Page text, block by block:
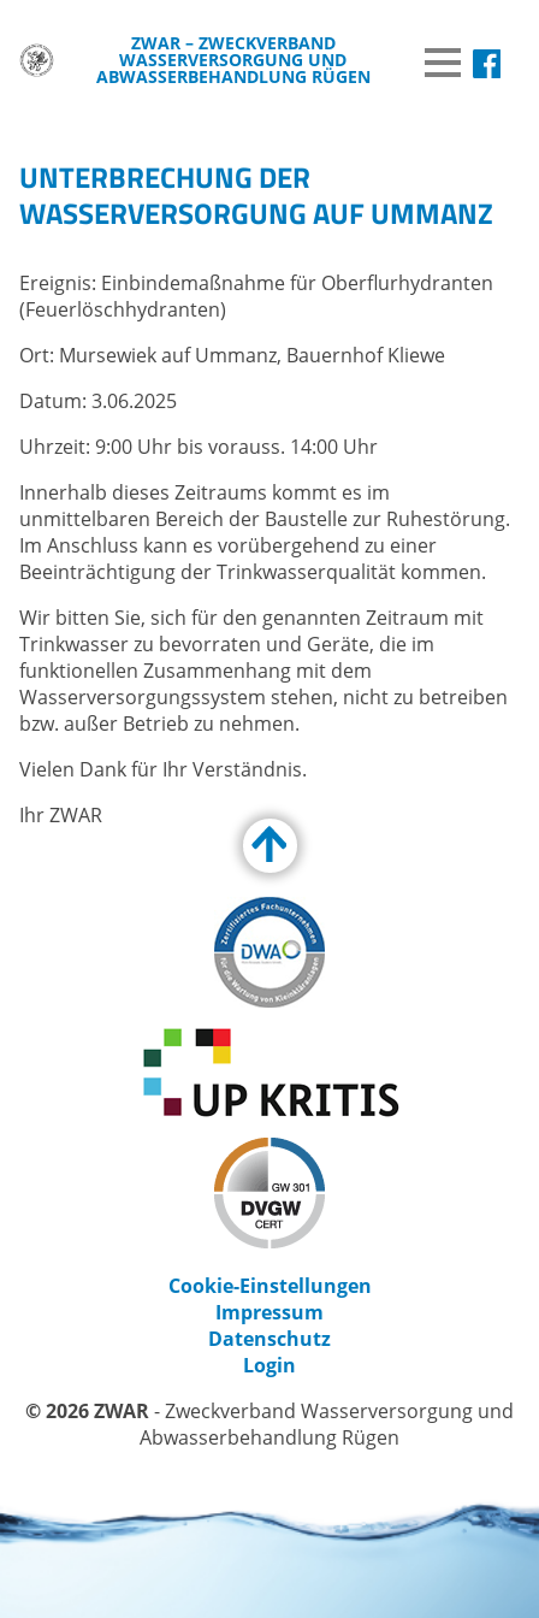
ZWAR – ZWECKVERBAND
WASSERVERSORGUNG UND
ABWASSERBEHANDLUNG RÜGEN MENÜ
TRINKWASSER
BREITBAND
VERÖFFENTLICHUNGEN
INFORMATIONEN
UNTERBRECHUNG DER
WASSERVERSORGUNG AUF UMMANZ
Ereignis: Einbindemaßnahme für Oberflurhydranten
(Feuerlöschhydranten)
Ort: Mursewiek auf Ummanz, Bauernhof Kliewe
Datum: 3.06.2025
Uhrzeit: 9:00 Uhr bis vorauss. 14:00 Uhr
Innerhalb dieses Zeitraums kommt es im
unmittelbaren Bereich der Baustelle zur Ruhestörung.
Im Anschluss kann es vorübergehend zu einer
Beeinträchtigung der Trinkwasserqualität kommen.
Wir bitten Sie, sich für den genannten Zeitraum mit
Trinkwasser zu bevorraten und Geräte, die im
funktionellen Zusammenhang mit dem
Wasserversorgungssystem stehen, nicht zu betreiben
bzw. außer Betrieb zu nehmen.
Vielen Dank für Ihr Verständnis.
Ihr ZWAR
Customize Toolbar…
Cookie-Einstellungen
Impressum
Datenschutz
Login
© 2026 ZWAR- Zweckverband Wasserversorgung und
Abwasserbehandlung Rügen